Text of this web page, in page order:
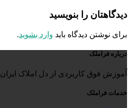
دیدگاهتان را بنویسید
برای نوشتن دیدگاه باید وارد بشوید.
درباره فراملک
آموزش فوق کاربردی از دل املاک ایران
خدمات فراملک